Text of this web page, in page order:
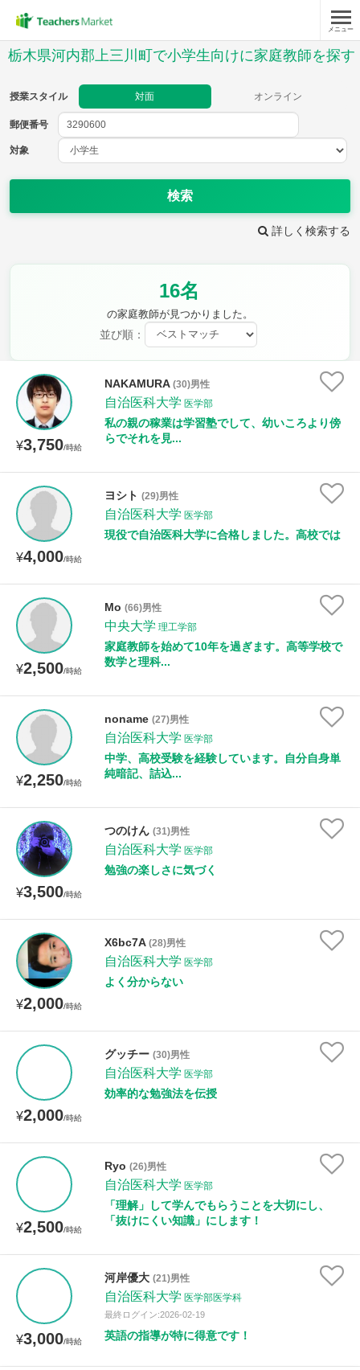
メニュー
栃木県河内郡上三川町で小学生向けに家庭教師を探す
授業スタイル 対面 オンライン
郵便番号
対象
検索
詳しく検索する
16名
の家庭教師が見つかりました。
並び順：
¥3,750/時給
NAKAMURA (30)男性
自治医科大学 医学部
私の親の稼業は学習塾でして、幼いころより傍
らでそれを見...
¥4,000/時給
ヨシト (29)男性
自治医科大学 医学部
現役で自治医科大学に合格しました。高校では
¥2,500/時給
Mo (66)男性
中央大学 理工学部
家庭教師を始めて10年を過ぎます。高等学校で
数学と理科...
¥2,250/時給
noname (27)男性
自治医科大学 医学部
中学、高校受験を経験しています。自分自身単
純暗記、詰込...
¥3,500/時給
つのけん (31)男性
自治医科大学 医学部
勉強の楽しさに気づく
¥2,000/時給
X6bc7A (28)男性
自治医科大学 医学部
よく分からない
¥2,000/時給
グッチー (30)男性
自治医科大学 医学部
効率的な勉強法を伝授
¥2,500/時給
Ryo (26)男性
自治医科大学 医学部
「理解」して学んでもらうことを大切にし、
「抜けにくい知識」にします！
¥3,000/時給
河岸優大 (21)男性
自治医科大学 医学部医学科
最終ログイン:2026-02-19
英語の指導が特に得意です！
郵便番号
教科
理科
保健・体育 図画工作 書写
時給：¥1,000 ～ ¥10,000
授業可能日
土曜日 日曜日
所属大学
距離：15km以内
年齢：18-101歳
性別